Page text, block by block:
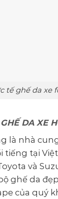
tế ghế da xe
DA XE
là nhà
tiếng tại
và
ghế da
của quý